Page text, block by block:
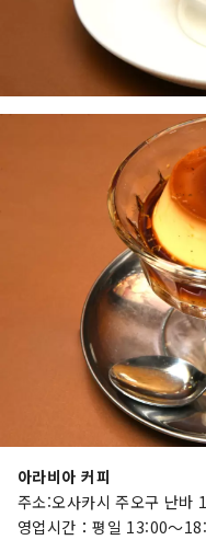
아라비아 커피
주소:오사카시 주오구 난바
영업시간：평일 13:00～